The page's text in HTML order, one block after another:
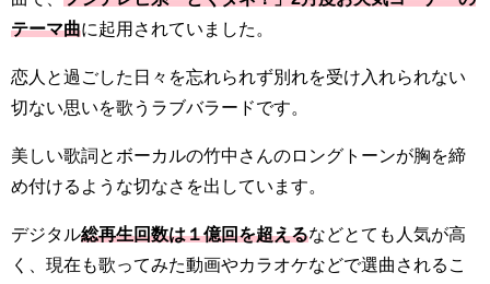
テーマ曲に起用されていました。
恋人と過ごした日々を忘れられず別れを受け入れられない
切ない思いを歌うラブバラードです。
美しい歌詞とボーカルの竹中さんのロングトーンが胸を締
め付けるような切なさを出しています。
デジタル総再生回数は１億回を超えるなどとても人気が高
く、現在も歌ってみた動画やカラオケなどで選曲されるこ